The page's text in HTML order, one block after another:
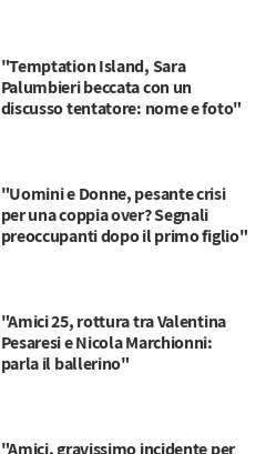
"Temptation Island, Sara
Palumbieri beccata con un
discusso tentatore: nome e foto"
"Uomini e Donne, pesante crisi
per una coppia over? Segnali
preoccupanti dopo il primo figlio"
"Amici 25, rottura tra Valentina
Pesaresi e Nicola Marchionni:
parla il ballerino"
"Amici, gravissimo incidente per